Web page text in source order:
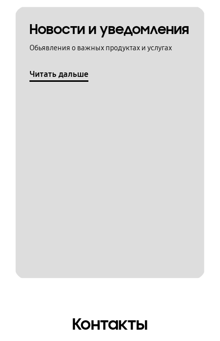
Новости и уведомления
Обьявления о важных продуктах и услугах
Читать дальше
Контакты